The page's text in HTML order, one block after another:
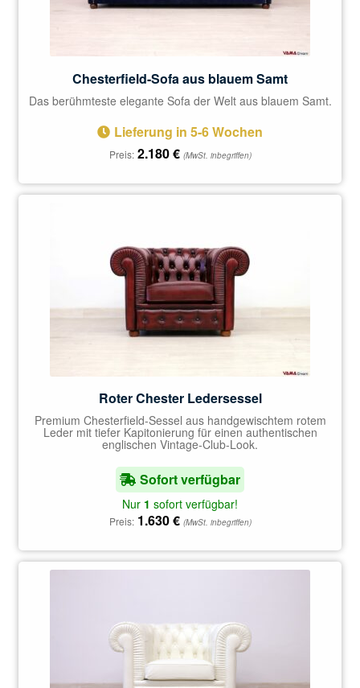
Chesterfield-Sofa aus blauem Samt
Das berühmteste elegante Sofa der Welt aus blauem Samt.
Lieferung in 5-6 Wochen
Preis: 2.180€ (MwSt. inbegriffen)
Roter Chester Ledersessel
Premium Chesterfield-Sessel aus handgewischtem rotem
Leder mit tiefer Kapitonierung für einen authentischen
englischen Vintage-Club-Look.
Sofort verfügbar
Nur 1 sofort verfügbar!
Preis: 1.630€ (MwSt. inbegriffen)